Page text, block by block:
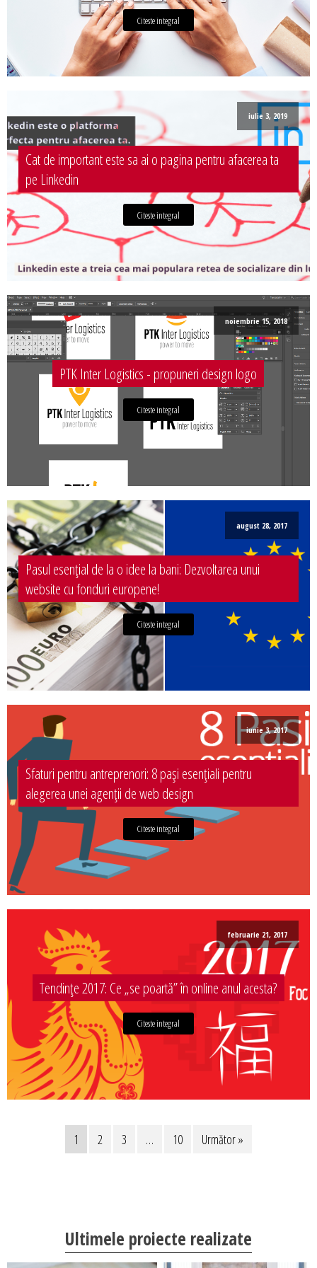
Citeste integral
iulie 3, 2019
Cat de important este sa ai o pagina pentru afacerea ta
pe Linkedin
Citeste integral
noiembrie 15, 2018
PTK Inter Logistics - propuneri design logo
Citeste integral
august 28, 2017
Pasul esențial de la o idee la bani: Dezvoltarea unui
website cu fonduri europene!
Citeste integral
iunie 3, 2017
Sfaturi pentru antreprenori: 8 pași esențiali pentru
alegerea unei agenții de web design
Citeste integral
februarie 21, 2017
Tendințe 2017: Ce „se poartă” în online anul acesta?
Citeste integral
1 2 3 … 10 Următor »
Ultimele proiecte realizate